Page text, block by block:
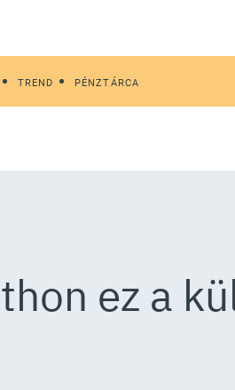
TREND PÉNZTÁRCA
ez a